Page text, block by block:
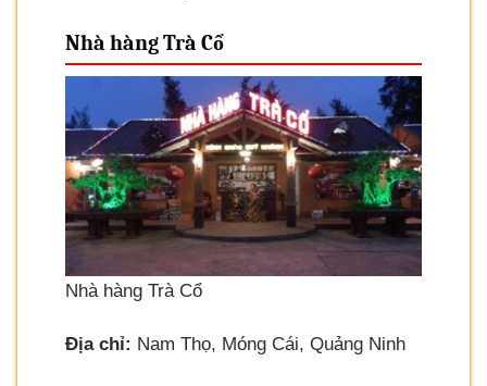
Nhà hàng Trà Cổ
Nhà hàng Trà Cổ
Địa chỉ: Nam Thọ, Móng Cái, Quảng Ninh